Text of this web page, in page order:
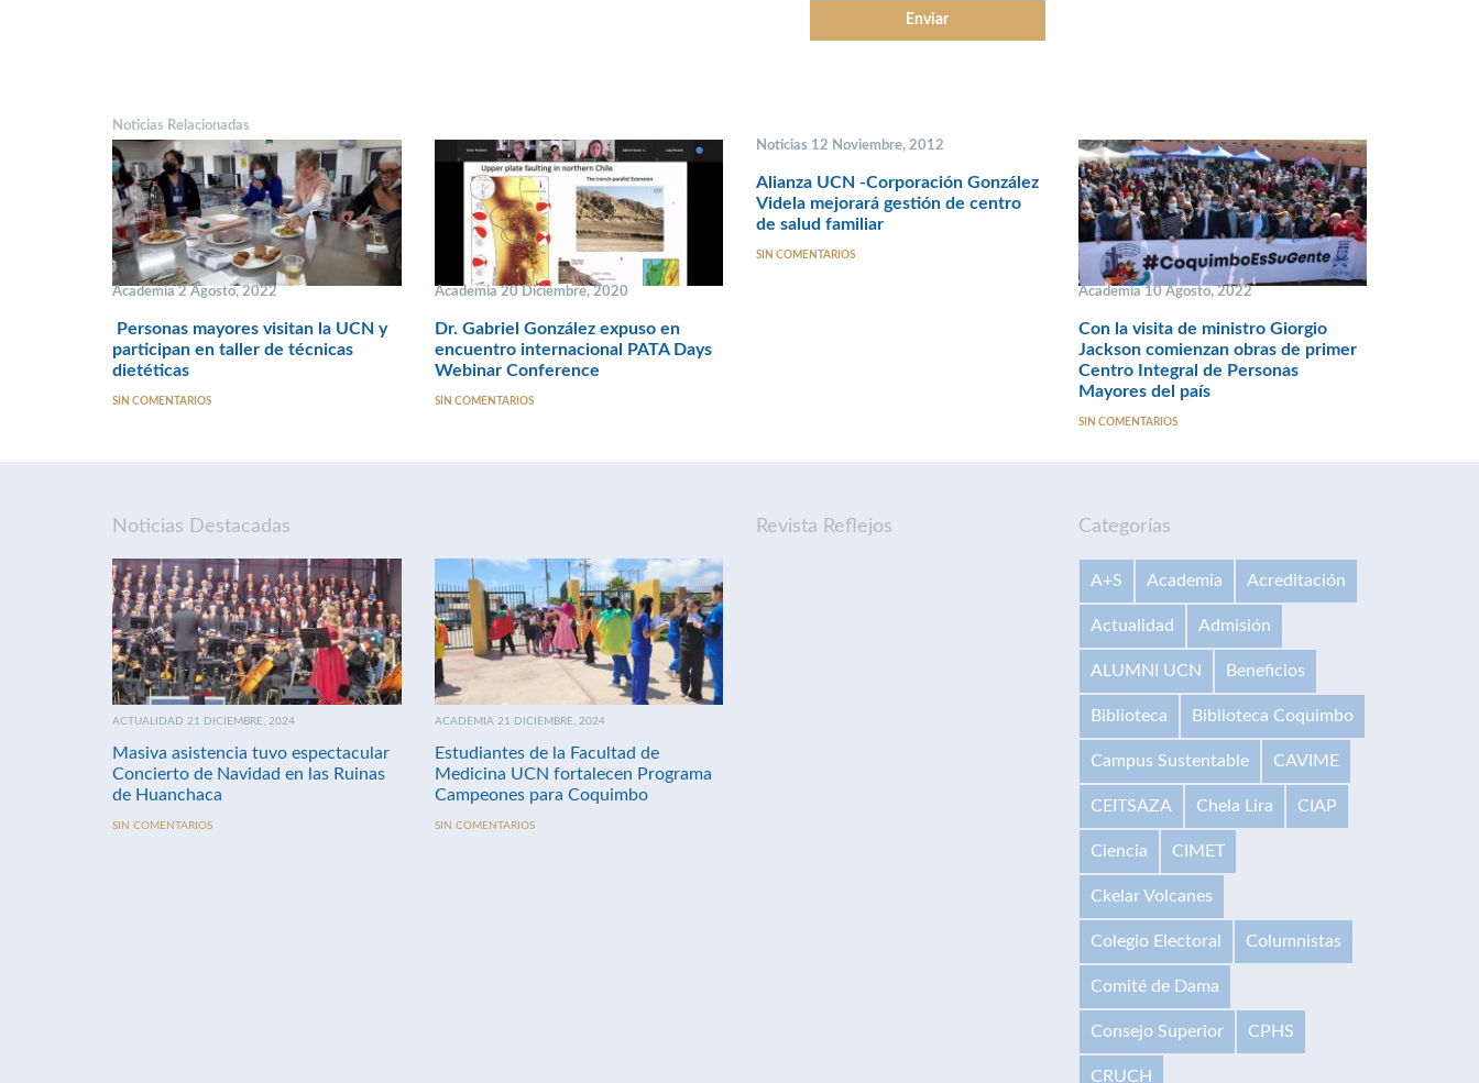
Noticias Relacionadas
Academia 2 Agosto, 2022
Personas mayores visitan la UCN y
participan en taller de técnicas
dietéticas
SIN COMENTARIOS
Academia 20 Diciembre, 2020
Dr. Gabriel González expuso en
encuentro internacional PATA Days
Webinar Conference
SIN COMENTARIOS
Noticias 12 Noviembre, 2012
Alianza UCN -Corporación González
Videla mejorará gestión de centro
de salud familiar
SIN COMENTARIOS
Academia 10 Agosto, 2022
Con la visita de ministro Giorgio
Jackson comienzan obras de primer
Centro Integral de Personas
Mayores del país
SIN COMENTARIOS
Noticias Destacadas
ACTUALIDAD 21 DICIEMBRE, 2024
Masiva asistencia tuvo espectacular
Concierto de Navidad en las Ruinas
de Huanchaca
SIN COMENTARIOS
ACADEMIA 21 DICIEMBRE, 2024
Estudiantes de la Facultad de
Medicina UCN fortalecen Programa
Campeones para Coquimbo
SIN COMENTARIOS
Revista Reflejos Categorías
A+S Academia Acreditación
Actualidad Admisión
ALUMNI UCN Beneficios
Biblioteca Biblioteca Coquimbo
Campus Sustentable CAVIME
CEITSAZA Chela Lira CIAP
Ciencia CIMET
Ckelar Volcanes
Colegio Electoral Columnistas
Comité de Dama
Consejo Superior CPHS
CRUCH